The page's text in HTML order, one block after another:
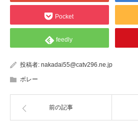
Pocket
feedly
投稿者: nakadai55@catv296.ne.jp
ボレー
前の記事